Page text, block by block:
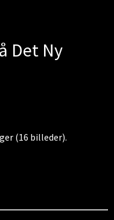
Det Ny
(16 billeder).